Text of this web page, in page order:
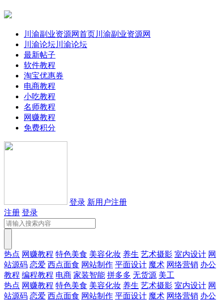
川渝副业资源网首页川渝副业资源网
川渝论坛川渝论坛
最新帖子
软件教程
淘宝优惠券
电商教程
小吃教程
名师教程
网赚教程
免费积分
登录 新用户注册
注册 登录
热点 网赚教程 特色美食 美容化妆 养生 艺术摄影 室内设计 网
站源码 恋爱 西点面食 网站制作 平面设计 魔术 网络营销 办公
教程 编程教程 电商 家装智能 拼多多 无货源 美工
热点 网赚教程 特色美食 美容化妆 养生 艺术摄影 室内设计 网
站源码 恋爱 西点面食 网站制作 平面设计 魔术 网络营销 办公